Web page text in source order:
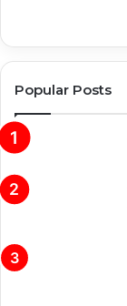
Popular Posts